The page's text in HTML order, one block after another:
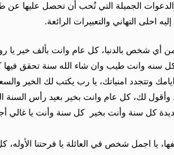
الجميلة التي تُحب أن تحصل عليها عن
احلى التهاني والتعبيرات الرائعة.
أي شخص بالدنيا، كل عام وانت بألف خير
كل سنه وانت طيب وان شاء الله سنة تحقق
وتتجدد امنياتك، يا رب يكتب لك الخير
لك، كل عام وانت بخير بعيد رأس السنة
كل سنة وأنت بخير كل سنة وأنت يا
يا اجمل شخص في العائلة يا فرحتنا الأوله،